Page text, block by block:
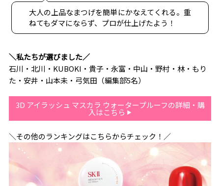
大人の上品なまつげを簡単にかなえてくれる。重
ねてもダマにならず、プロが仕上げたよう！
＼私たちが選びました／
石川・北川・KUBOKI・貴子・永富・中山・野村・林・もり
た・安井・山本未・弓気田（編集部5名）
3D アイラッシュ マスカラ ウォータープルーフの詳細・購
入はこちら
＼その他のランキングはこちらからチェック！／